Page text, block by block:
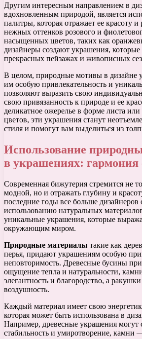
Другим интересным направлением в
вдохновленным природой, является
палитры, которая отражает ее красоту и
нежных оттенков розового и
насыщенных цветов, таких как
дизайнеры создают украшения,
прекрасных пейзажах и живописных
В целом, природные мотивы в дизайне
им особую привлекательность и
позволяют выразить свою
свою привязанность к природе и ее
деликатное ожерелье в форме листа или
цветов, эти украшения станут
стиля и помогут вам выделиться из
Использование
в украшениях: гармония
Современная бижутерия стремится не
модной, но и отражать глубину и
последние годы все больше дизайнеров
использованию натуральных
уникальные украшения, которые
окружающим миром.
Природные материалы такие как
перья, придают украшениям особую
неповторимость. Древесные бусины
ощущение тепла и натуральности,
элегантность и благородство, а
воздушность.
Каждый материал имеет свою
которая может быть использована в
Например, древесные украшения могут
стабильность и умиротворение, камни